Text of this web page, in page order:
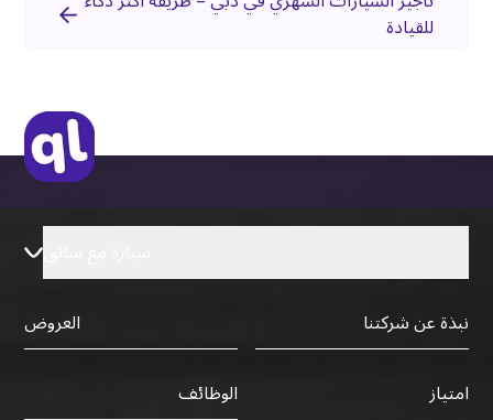
للقيادة
نبذة عن شركتنا
العروض
امتياز
الوظائف